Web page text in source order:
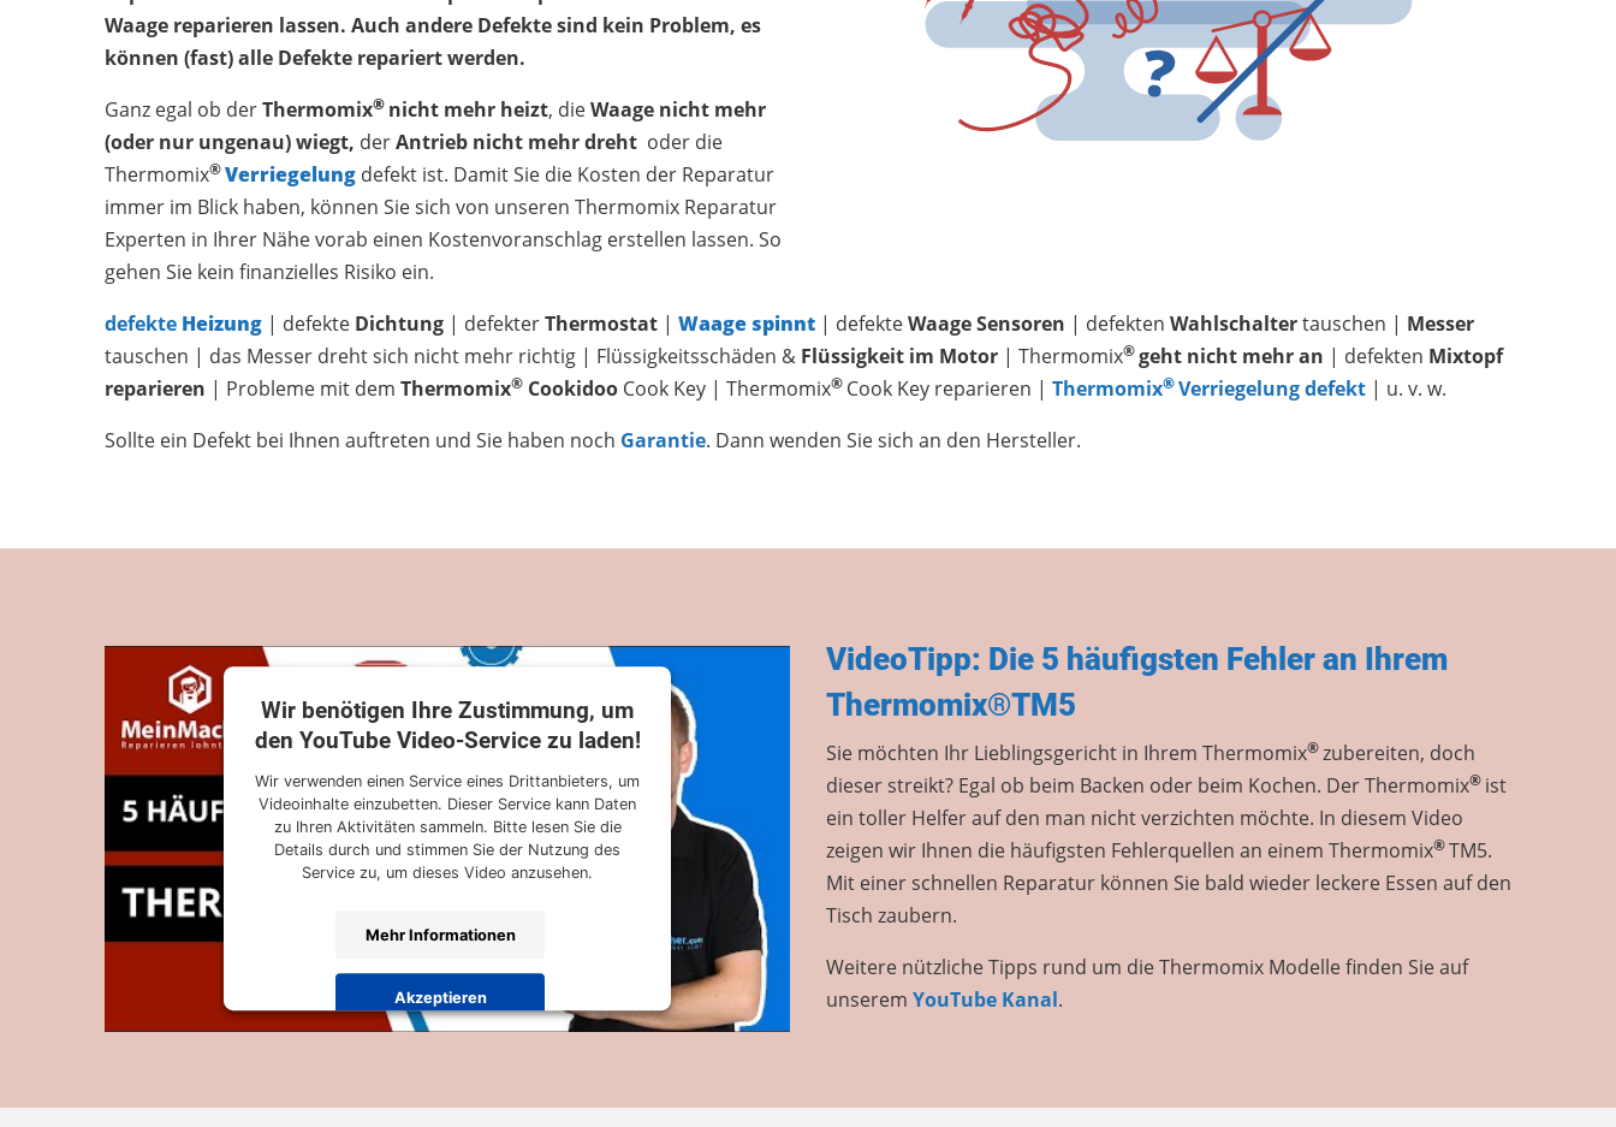
Waage reparieren lassen. Auch andere Defekte sind kein Problem, es
können (fast) alle Defekte repariert werden.
Ganz egal ob derThermomix® nicht mehr heizt, dieWaage nicht mehr
(oder nur ungenau) wiegt, derAntrieb nicht mehr dreht oder die
Thermomix®Verriegelung defekt ist. Damit Sie die Kosten der Reparatur
immer im Blick haben, können Sie sich von unseren Thermomix Reparatur
Experten in Ihrer Nähe vorab einen Kostenvoranschlag erstellen lassen. So
gehen Sie kein finanzielles Risiko ein.
defekte Heizung | defekte Dichtung | defekterThermostat | Waage spinnt | defekteWaage Sensoren | defekten Wahlschaltertauschen | Messer
tauschen | das Messer dreht sich nicht mehr richtig | Flüssigkeitsschäden & Flüssigkeit im Motor | Thermomix®geht nicht mehr an | defekten Mixtopf
reparieren | Probleme mit dem Thermomix® Cookidoo Cook Key | Thermomix® Cook Key reparieren | Thermomix®Verriegelung defekt | u. v. w.
Sollte ein Defekt bei Ihnen auftreten und Sie haben noch Garantie. Dann wenden Sie sich an den Hersteller.
Wir benötigen Ihre Zustimmung, um
den YouTube Video-Service zu laden!
Wir verwenden einen Service eines Drittanbieters, um
Videoinhalte einzubetten. Dieser Service kann Daten
zu Ihren Aktivitäten sammeln. Bitte lesen Sie die
Details durch und stimmen Sie der Nutzung des
Service zu, um dieses Video anzusehen.
Mehr Informationen
Akzeptieren
VideoTipp: Die 5 häufigsten Fehler an Ihrem
Thermomix®TM5
Sie möchten Ihr Lieblingsgericht in Ihrem Thermomix®zubereiten, doch
dieser streikt? Egal ob beim Backen oder beim Kochen. Der Thermomix® ist
ein toller Helfer auf den man nicht verzichten möchte. In diesem Video
zeigen wir Ihnen die häufigsten Fehlerquellen an einem Thermomix®TM5.
Mit einer schnellen Reparatur können Sie bald wieder leckere Essen auf den
Tisch zaubern.
Weitere nützliche Tipps rund um die Thermomix Modelle finden Sie auf
unserem YouTube Kanal.